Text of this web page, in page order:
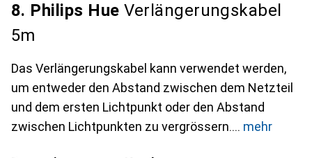
8. Philips Hue Verlängerungskabel
5m
Das Verlängerungskabel kann verwendet werden,
um entweder den Abstand zwischen dem Netzteil
und dem ersten Lichtpunkt oder den Abstand
zwischen Lichtpunkten zu vergrössern.
mehr